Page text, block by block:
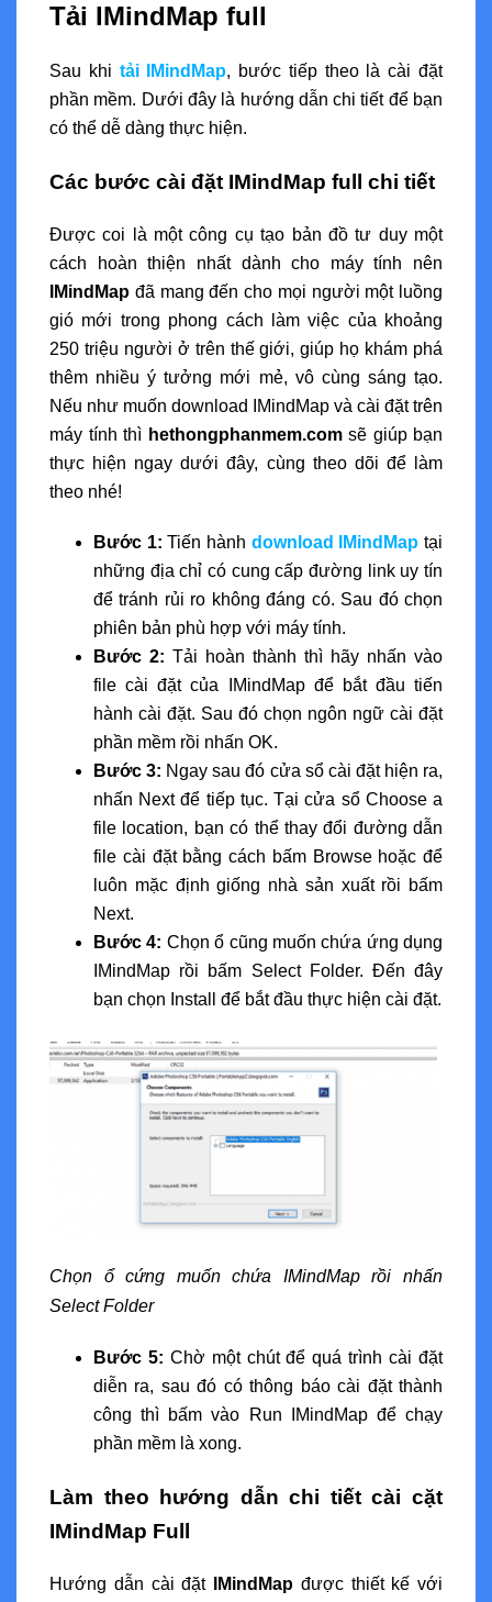
Tải IMindMap full
Sau khi tải IMindMap, bước tiếp theo là cài đặt
phần mềm. Dưới đây là hướng dẫn chi tiết để bạn
có thể dễ dàng thực hiện.
Các bước cài đặt IMindMap full chi tiết
Được coi là một công cụ tạo bản đồ tư duy một
cách hoàn thiện nhất dành cho máy tính nên
IMindMap đã mang đến cho mọi người một luồng
gió mới trong phong cách làm việc của khoảng
250 triệu người ở trên thế giới, giúp họ khám phá
thêm nhiều ý tưởng mới mẻ, vô cùng sáng tạo.
Nếu như muốn download IMindMap và cài đặt trên
máy tính thì hethongphanmem.comsẽ giúp bạn
thực hiện ngay dưới đây, cùng theo dõi để làm
theo nhé!
Bước 1: Tiến hành download IMindMap tại
những địa chỉ có cung cấp đường link uy tín
để tránh rủi ro không đáng có. Sau đó chọn
phiên bản phù hợp với máy tính.
Bước 2: Tải hoàn thành thì hãy nhấn vào
file cài đặt của IMindMap để bắt đầu tiến
hành cài đặt. Sau đó chọn ngôn ngữ cài đặt
phần mềm rồi nhấn OK.
Bước 3: Ngay sau đó cửa sổ cài đặt hiện ra,
nhấn Next để tiếp tục. Tại cửa sổ Choose a
file location, bạn có thể thay đổi đường dẫn
file cài đặt bằng cách bấm Browse hoặc để
luôn mặc định giống nhà sản xuất rồi bấm
Next.
Bước 4: Chọn ổ cũng muốn chứa ứng dụng
IMindMap rồi bấm Select Folder. Đến đây
bạn chọn Install để bắt đầu thực hiện cài đặt.
Chọn ổ cứng muốn chứa IMindMap rồi nhấn
Select Folder
Bước 5: Chờ một chút để quá trình cài đặt
diễn ra, sau đó có thông báo cài đặt thành
công thì bấm vào Run IMindMap để chạy
phần mềm là xong.
Làm theo hướng dẫn chi tiết cài cặt
IMindMap Full
Hướng dẫn cài đặt IMindMap được thiết kế với